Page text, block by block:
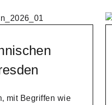
mit Begriffen wie